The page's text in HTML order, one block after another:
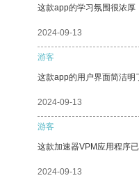
这款app的学习氛围很浓厚
2024-09-13
游客
这款app的用户界面简洁明
2024-09-13
游客
这款加速器VPM应用程序
2024-09-13